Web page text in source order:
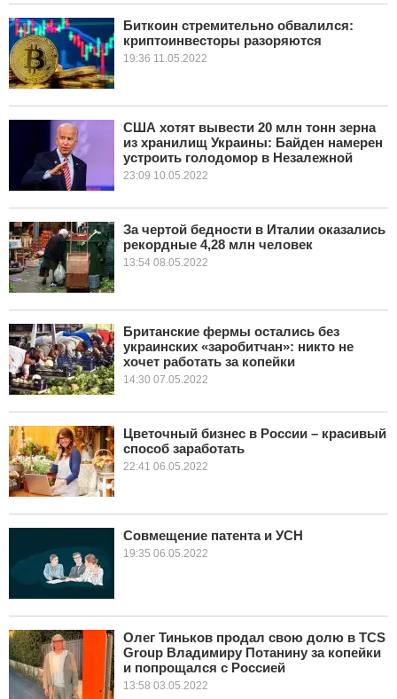
Биткоин стремительно обвалился:
криптоинвесторы разоряются
19:36 11.05.2022
США хотят вывести 20 млн тонн зерна
из хранилищ Украины: Байден намерен
устроить голодомор в Незалежной
23:09 10.05.2022
За чертой бедности в Италии оказались
рекордные 4,28 млн человек
13:54 08.05.2022
Британские фермы остались без
украинских «заробитчан»: никто не
хочет работать за копейки
14:30 07.05.2022
Цветочный бизнес в России – красивый
способ заработать
22:41 06.05.2022
Совмещение патента и УСН
19:35 06.05.2022
Олег Тиньков продал свою долю в TCS
Group Владимиру Потанину за копейки
и попрощался с Россией
13:58 03.05.2022